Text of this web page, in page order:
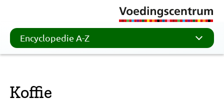
Encyclopedie A-Z
Koffie